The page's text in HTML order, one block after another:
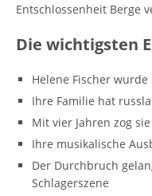
Entschlossenheit Berge
Die wichtigsten
Helene Fischer
Ihre Familie hat
Mit vier Jahren zog
Ihre musikalische
Der Durchbruch
Schlagerszene